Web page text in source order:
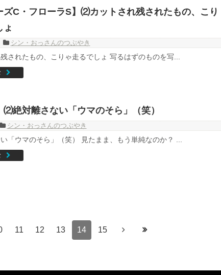
ズC・フローラS】⑵カットされ残されたもの、こり
ょ
シン・おっさんのつぶやき
されたもの、こりゃ走るでしょ 写るはずのものを写...
⑵絶対離さない「ウマのそら」（笑）
シン・おっさんのつぶやき
「ウマのそら」（笑） 見たまま、もう単純なのか？ ...
11 12 13 14 15